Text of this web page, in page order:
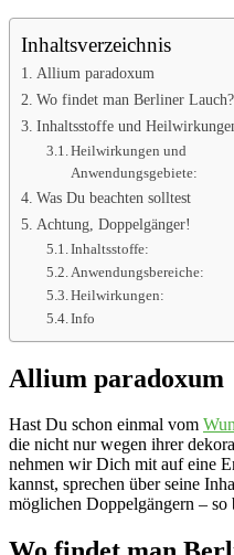
Inhaltsverzeichnis
Allium paradoxum
Wo findet man Berliner Lauch?
Inhaltsstoffe und
Heilwirkungen und
Anwendungsgebiete:
Was Du beachten solltest
Achtung, Doppelgänger!
Inhaltsstoffe:
Anwendungsbereiche:
Heilwirkungen:
Info
Allium paradoxum
Hast Du schon einmal vom
die nicht nur wegen ihrer
nehmen wir Dich mit auf eine
kannst, sprechen über seine
möglichen Doppelgängern –